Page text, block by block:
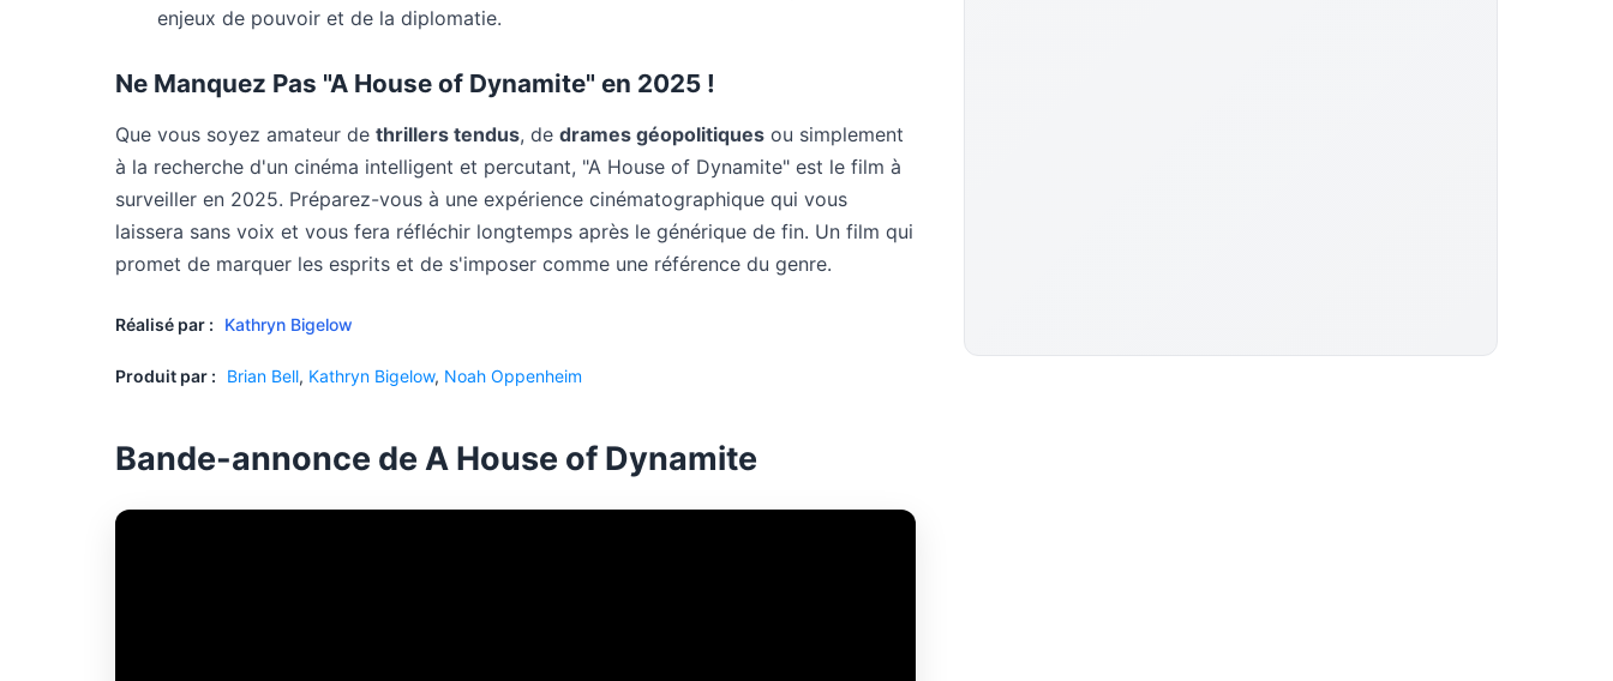
enjeux de pouvoir et de la diplomatie.
Ne Manquez Pas "A House of Dynamite" en 2025 !
Que vous soyez amateur de thrillers tendus, de drames géopolitiques ou simplement
à la recherche d'un cinéma intelligent et percutant, "A House of Dynamite" est le film à
surveiller en 2025. Préparez-vous à une expérience cinématographique qui vous
laissera sans voix et vous fera réfléchir longtemps après le générique de fin. Un film qui
promet de marquer les esprits et de s'imposer comme une référence du genre.
Réalisé par : Kathryn Bigelow
Produit par : Brian Bell, Kathryn Bigelow, Noah Oppenheim
Bande-annonce de A House of Dynamite